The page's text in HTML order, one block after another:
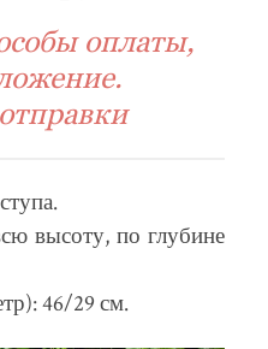
оплаты,
высоту, по глубине
46/29 см.